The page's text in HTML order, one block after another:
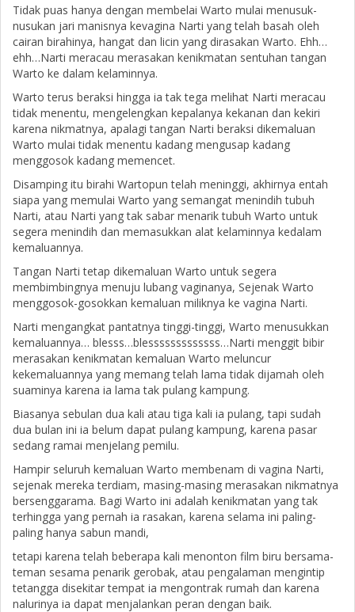
Tidak puas hanya dengan membelai Warto mulai menusuk-
nusukan jari manisnya kevagina Narti yang telah basah oleh
cairan birahinya, hangat dan licin yang dirasakan Warto. Ehh…
ehh…Narti meracau merasakan kenikmatan sentuhan tangan
Warto ke dalam kelaminnya.
Warto terus beraksi hingga ia tak tega melihat Narti meracau
tidak menentu, mengelengkan kepalanya kekanan dan kekiri
karena nikmatnya, apalagi tangan Narti beraksi dikemaluan
Warto mulai tidak menentu kadang mengusap kadang
menggosok kadang memencet.
Disamping itu birahi Wartopun telah meninggi, akhirnya entah
siapa yang memulai Warto yang semangat menindih tubuh
Narti, atau Narti yang tak sabar menarik tubuh Warto untuk
segera menindih dan memasukkan alat kelaminnya kedalam
kemaluannya.
Tangan Narti tetap dikemaluan Warto untuk segera
membimbingnya menuju lubang vaginanya, Sejenak Warto
menggosok-gosokkan kemaluan miliknya ke vagina Narti.
Narti mengangkat pantatnya tinggi-tinggi, Warto menusukkan
kemaluannya… blesss…blesssssssssssss…Narti menggit bibir
merasakan kenikmatan kemaluan Warto meluncur
kekemaluannya yang memang telah lama tidak dijamah oleh
suaminya karena ia lama tak pulang kampung.
Biasanya sebulan dua kali atau tiga kali ia pulang, tapi sudah
dua bulan ini ia belum dapat pulang kampung, karena pasar
sedang ramai menjelang pemilu.
Hampir seluruh kemaluan Warto membenam di vagina Narti,
sejenak mereka terdiam, masing-masing merasakan nikmatnya
bersenggarama. Bagi Warto ini adalah kenikmatan yang tak
terhingga yang pernah ia rasakan, karena selama ini paling-
paling hanya sabun mandi,
tetapi karena telah beberapa kali menonton film biru bersama-
teman sesama penarik gerobak, atau pengalaman mengintip
tetangga disekitar tempat ia mengontrak rumah dan karena
nalurinya ia dapat menjalankan peran dengan baik.